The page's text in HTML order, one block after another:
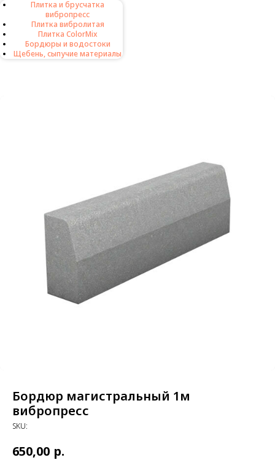
Плитка и брусчатка
вибропресс
Плитка вибролитая
Плитка ColorMix
Бордюры и водостоки
Щебень, сыпучие материалы
Бордюр магистральный 1м
вибропресс
SKU:
650,00 р.